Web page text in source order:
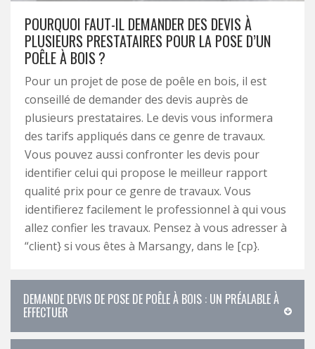
POURQUOI FAUT-IL DEMANDER DES DEVIS À
PLUSIEURS PRESTATAIRES POUR LA POSE D’UN
POÊLE À BOIS ?
Pour un projet de pose de poêle en bois, il est
conseillé de demander des devis auprès de
plusieurs prestataires. Le devis vous informera
des tarifs appliqués dans ce genre de travaux.
Vous pouvez aussi confronter les devis pour
identifier celui qui propose le meilleur rapport
qualité prix pour ce genre de travaux. Vous
identifierez facilement le professionnel à qui vous
allez confier les travaux. Pensez à vous adresser à
“client} si vous êtes à Marsangy, dans le [cp}.
DEMANDE DEVIS DE POSE DE POÊLE À BOIS : UN PRÉALABLE À
EFFECTUER